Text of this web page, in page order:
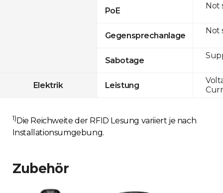
PoE
Gegensprechanlage
Sabotage
Elektrik Leistung
Not
Not
1) Die Reichweite der RFID Lesung variiert je nach
Installationsumgebung.
Zubehör